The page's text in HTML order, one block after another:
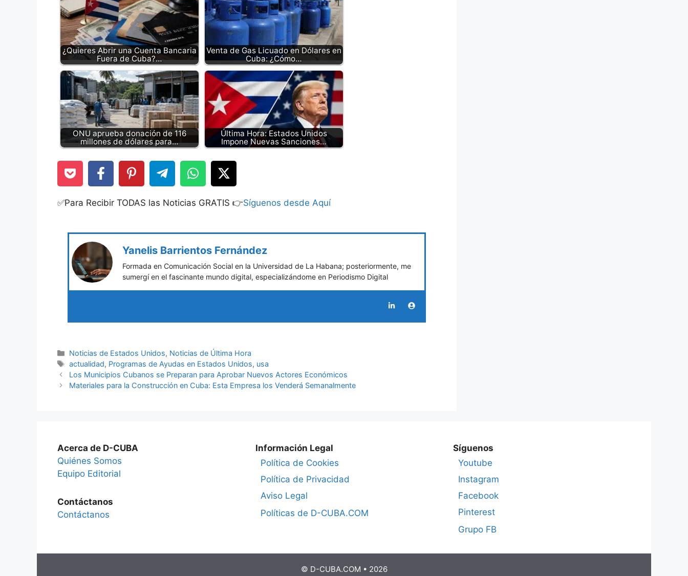
¿Quieres Abrir una Cuenta Bancaria
Fuera de Cuba?…
Venta de Gas Licuado en Dólares en
Cuba: ¿Cómo…
ONU aprueba donación de 116
millones de dólares para…
Última Hora: Estados Unidos
Impone Nuevas Sanciones…
✅Para Recibir TODAS las Noticias GRATIS 👉Síguenos desde Aquí
Yanelis Barrientos Fernández
Formada en Comunicación Social en la Universidad de La Habana; posteriormente, me
sumergí en el fascinante mundo digital, especializándome en Periodismo Digital
Categories
Noticias de Estados Unidos, Noticias de Última Hora
Tags
actualidad, Programas de Ayudas en Estados Unidos, usa
Los Municipios Cubanos se Preparan para Aprobar Nuevos Actores Económicos
Materiales para la Construcción en Cuba: Esta Empresa los Venderá Semanalmente
Acerca de D-CUBA
Quiénes Somos
Equipo Editorial
Contáctanos
Contáctanos
Información Legal
Política de Cookies
Política de Privacidad
Aviso Legal
Políticas de D-CUBA.COM
Síguenos
Youtube
Instagram
Facebook
Pinterest
Grupo FB
© D-CUBA.COM • 2026